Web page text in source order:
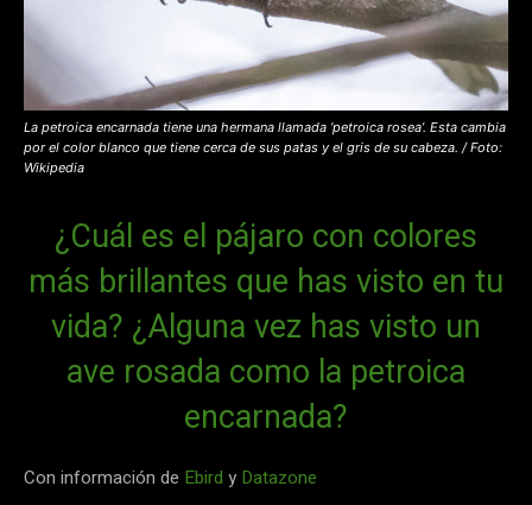
La petroica encarnada tiene una hermana llamada ‘petroica rosea’. Esta cambia
por el color blanco que tiene cerca de sus patas y el gris de su cabeza. / Foto:
Wikipedia
¿Cuál es el pájaro con colores
más brillantes que has visto en tu
vida? ¿Alguna vez has visto un
ave rosada como la petroica
encarnada?
Con información de Ebird y Datazone